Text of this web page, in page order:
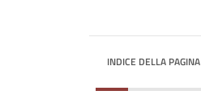
INDICE DELLA PAGINA